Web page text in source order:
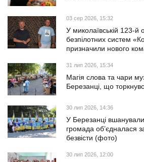
03 сер 2026, 15:32
У миколаївській 123-й
безпілотних систем
призначили нового
31 лип 2026, 15:34
Магія слова та чари
Березанці, що
30 лип 2026, 14:36
У Березанці
громада об’єдналася
безвісти (фото)
30 лип 2026, 12:00